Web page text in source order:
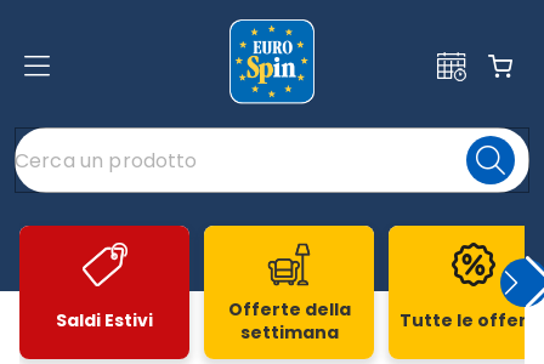
Saldi Estivi
Offerte della
settimana
Tutte le